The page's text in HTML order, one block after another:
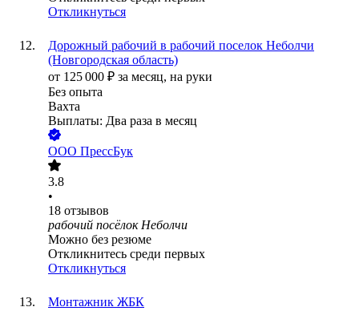
Откликнуться
Дорожный рабочий в рабочий поселок Неболчи
(Новгородская область)
от 125 000 ₽ за месяц, на руки
Без опыта
Вахта
Выплаты: Два раза в месяц
ООО ПрессБук
3.8
•
18 отзывов
рабочий посёлок Неболчи
Можно без резюме
Откликнитесь среди первых
Откликнуться
Монтажник ЖБК